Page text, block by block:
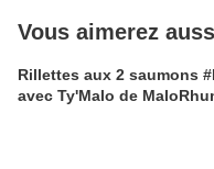
Vous aimerez
Rillettes aux 2 saumons
avec Ty'Malo de